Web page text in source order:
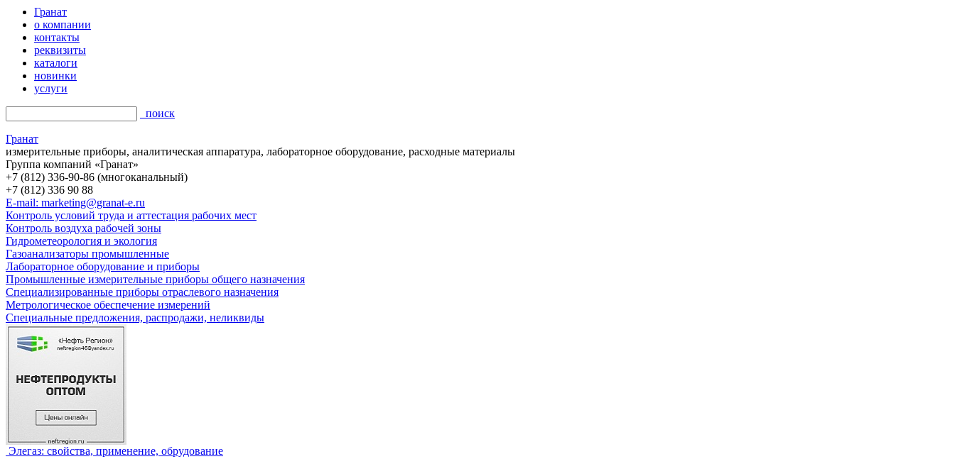
Гранат
о компании
контакты
реквизиты
каталоги
новинки
услуги
поиск
Гранат
измерительные приборы, аналитическая аппаратура, лабораторное оборудование, расходные материалы
Группа компаний «Гранат»
+7 (812) 336-90-86 (многоканальный)
+7 (812) 336 90 88
E-mail: marketing@granat-e.ru
Контроль условий труда и аттестация рабочих мест
Контроль воздуха рабочей зоны
Гидрометеорология и экология
Газоанализаторы промышленные
Лабораторное оборудование и приборы
Промышленные измерительные приборы общего назначения
Специализированные приборы отраслевого назначения
Метрологическое обеспечение измерений
Специальные предложения, распродажи, неликвиды
Элегаз: свойства, применение, обрудование